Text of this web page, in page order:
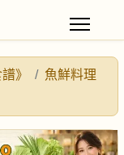
》
魚鮮料理